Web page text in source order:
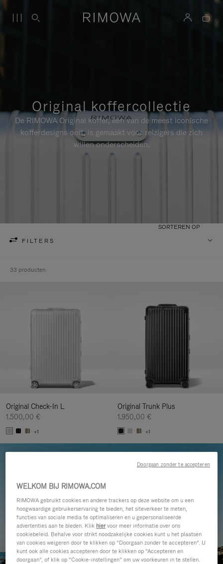
Original koffercollectie
De RIMOWA Original koffer, één van de meest iconische
kofferdesigns ooit, is gemaakt voor reizigers die zich
willen onderscheiden.
FILTERS
SORTEREN OP
33 producten
Original Check-In L
1.500,00 €
+1
Original Trunk Plus
1.950,00 €
+1
WELKOM BIJ RIMOWA.COM
RIMOWA gebruikt cookies en andere trackers op deze website om u een
hoogwaardige gebruikerservaring te bieden, het siteverkeer te meten,
functies van sociale media te optimaliseren en u gepersonaliseerde
advertenties aan te bieden. Klik hiervoor meer informatie over ons
cookiebeleid. Behalve voor strikt noodzakelijke cookies kunt u het plaatsen
van cookies weigeren door te klikken op “Doorgaan zonder te accepteren”. U
kunt ook alle cookies accepteren door te klikken op “Accepteren en
doorgaan”, of klik op “Cookie-instellingen” om uw voorkeuren in te stellen.
Doorgaan zonder te accepteren